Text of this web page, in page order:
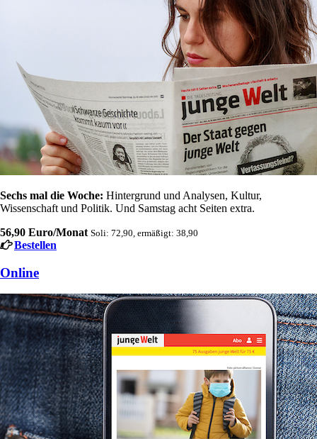
Sechs mal die Woche: Hintergrund und Analysen, Kultur,
Wissenschaft und Politik. Und Samstag acht Seiten extra.
56,90 Euro/Monat Soli: 72,90, ermäßigt: 38,90
Bestellen
Online